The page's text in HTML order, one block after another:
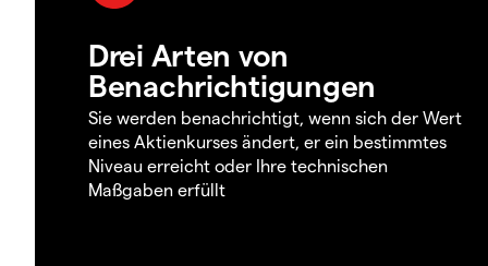
Drei Arten von
Benachrichtigungen
Sie werden benachrichtigt, wenn sich der Wert
eines Aktienkurses ändert, er ein bestimmtes
Niveau erreicht oder Ihre technischen
Maßgaben erfüllt